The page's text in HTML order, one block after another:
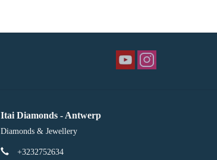
Itai Diamonds - Antwerp
Diamonds & Jewellery
+3232752634